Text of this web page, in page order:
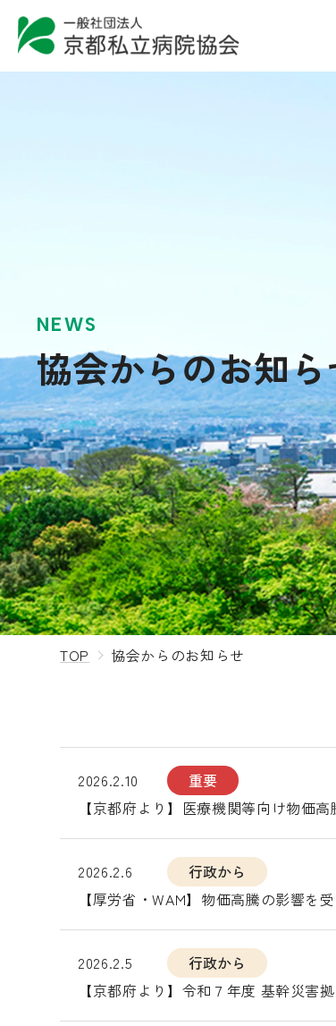
NEWS
協会からのお知
TOP 協会からのお知らせ
2026.2.10
重要
【京都府より】医療機関等向け物価
2026.2.6
行政から
【厚労省・WAM】物価高騰の影響を
2026.2.5
行政から
【京都府より】令和７年度 基幹災害